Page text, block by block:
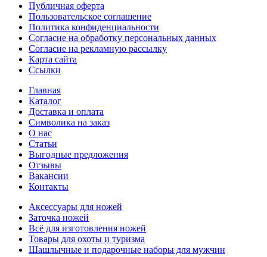
Публичная оферта
Пользовательское соглашение
Политика конфиденциальности
Согласие на обработку персональных данных
Согласие на рекламную рассылку
Карта сайта
Ссылки
Главная
Каталог
Доставка и оплата
Символика на заказ
О нас
Статьи
Выгодные предложения
Отзывы
Вакансии
Контакты
Аксессуары для ножей
Заточка ножей
Всё для изготовления ножей
Товары для охоты и туризма
Шашлычные и подарочные наборы для мужчин